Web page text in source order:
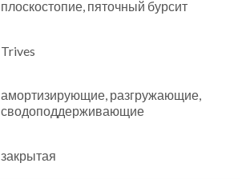
плоскостопие, пяточный бурсит
Trives
амортизирующие, разгружающие,
сводоподдерживающие
закрытая